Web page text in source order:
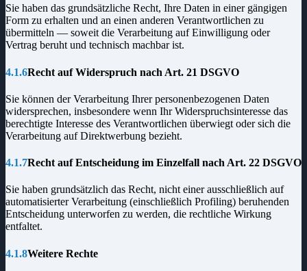
Sie haben das grundsätzliche Recht, Ihre Daten in einer gängigen
Form zu erhalten und an einen anderen Verantwortlichen zu
übermitteln — soweit die Verarbeitung auf Einwilligung oder
Vertrag beruht und technisch machbar ist.
4.1.6Recht auf Widerspruch nach Art. 21 DSGVO
Sie können der Verarbeitung Ihrer personenbezogenen Daten
widersprechen, insbesondere wenn Ihr Widerspruchsinteresse das
berechtigte Interesse des Verantwortlichen überwiegt oder sich die
Verarbeitung auf Direktwerbung bezieht.
4.1.7Recht auf Entscheidung im Einzelfall nach Art. 22 DSGVO
Sie haben grundsätzlich das Recht, nicht einer ausschließlich auf
automatisierter Verarbeitung (einschließlich Profiling) beruhenden
Entscheidung unterworfen zu werden, die rechtliche Wirkung
entfaltet.
4.1.8Weitere Rechte